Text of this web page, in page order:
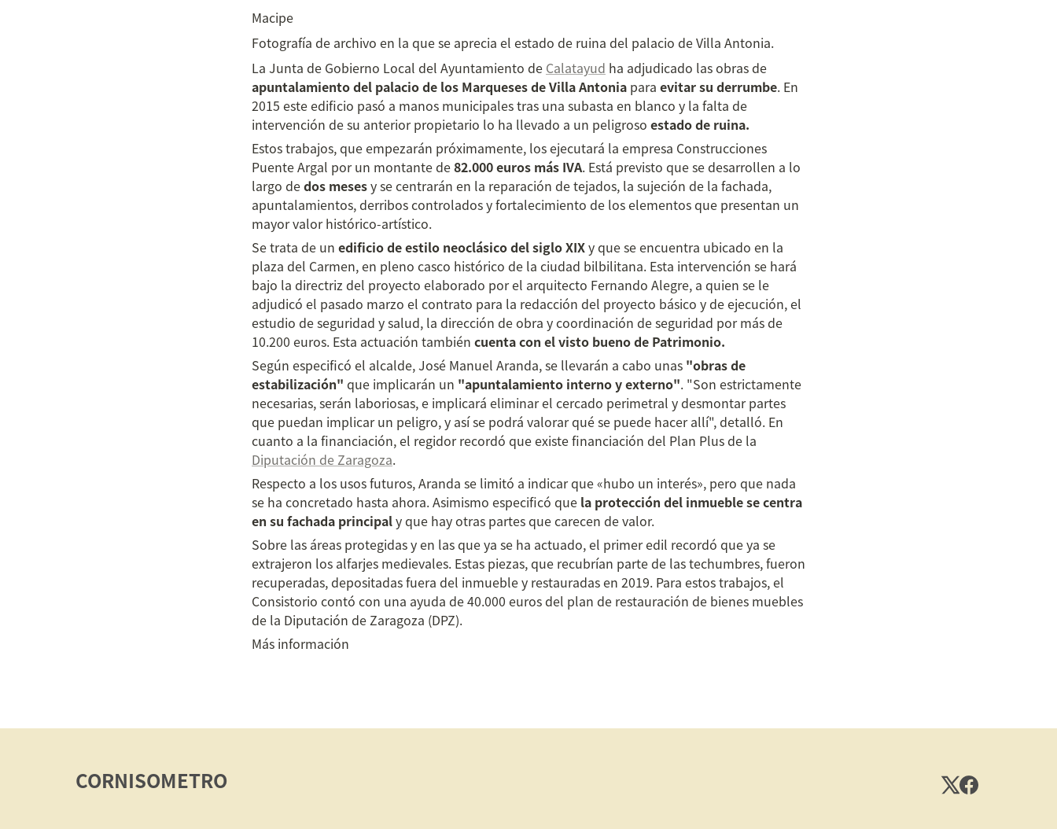
Macipe
Fotografía de archivo en la que se aprecia el estado de ruina del palacio de Villa Antonia.
La Junta de Gobierno Local del Ayuntamiento de Calatayud
apuntalamiento del palacio de los Marqueses de Villa Antonia para evitar su derrumbe. En
2015 este edificio pasó a manos municipales tras una subasta en blanco y la falta de
intervención de su anterior propietario lo ha llevado a un peligroso estado de ruina.
Estos trabajos, que empezarán próximamente, los ejecutará la empresa Construcciones
Puente Argal por un montante de 82.000 euros más IVA. Está previsto que se desarrollen a lo
largo de dos meses y se centrarán en la reparación de tejados, la sujeción de la fachada,
apuntalamientos, derribos controlados y fortalecimiento de los elementos que presentan un
mayor valor histórico-artístico.
Se trata de un edificio de estilo neoclásico del siglo XIX y que se encuentra ubicado en la
plaza del Carmen, en pleno casco histórico de la ciudad bilbilitana. Esta intervención se hará
bajo la directriz del proyecto elaborado por el arquitecto Fernando Alegre, a quien se le
adjudicó el pasado marzo el contrato para la redacción del proyecto básico y de ejecución, el
estudio de seguridad y salud, la dirección de obra y coordinación de seguridad por más de
10.200 euros. Esta actuación también cuenta con el visto bueno de Patrimonio.
Según especificó el alcalde, José Manuel Aranda, se llevarán a cabo unas "obras de
estabilización" que implicarán un "apuntalamiento interno y externo". "Son estrictamente
necesarias, serán laboriosas, e implicará eliminar el cercado perimetral y desmontar partes
que puedan implicar un peligro, y así se podrá valorar qué se puede hacer allí", detalló. En
Diputación de Zaragoza.
Respecto a los usos futuros, Aranda se limitó a indicar que «hubo un interés», pero que nada
se ha concretado hasta ahora. Asimismo especificó que la protección del inmueble se centra
en su fachada principal y que hay otras partes que carecen de valor.
Sobre las áreas protegidas y en las que ya se ha actuado, el primer edil recordó que ya se
extrajeron los alfarjes medievales. Estas piezas, que recubrían parte de las techumbres, fueron
recuperadas, depositadas fuera del inmueble y restauradas en 2019. Para estos trabajos, el
Consistorio contó con una ayuda de 40.000 euros del plan de restauración de bienes muebles
de la Diputación de Zaragoza (DPZ).
Más información
CORNISOMETRO